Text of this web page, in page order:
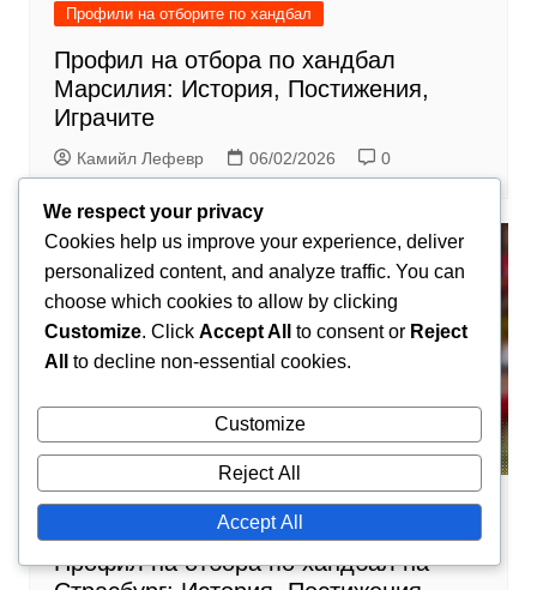
Профили на отборите по хандбал
Профил на отбора по хандбал
Марсилия: История, Постижения,
Играчите
Камийл Лефевр 06/02/2026 0
Профили на отборите по хандбал
Профил на отбора по хандбал на
We respect your privacy
Cookies help us improve your experience, deliver
personalized content, and analyze traffic. You can
choose which cookies to allow by clicking
Customize. Click Accept All to consent or Reject
All
to decline non-essential cookies.
Customize
Reject All
Accept All